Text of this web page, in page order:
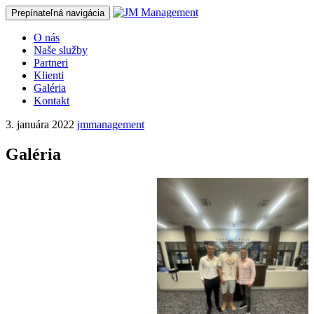
Prepínateľná navigácia
Prejsť
obsah
O nás
Naše služby
Partneri
Klienti
Galéria
Kontakt
3. januára 2022 jmmanagement
Galéria